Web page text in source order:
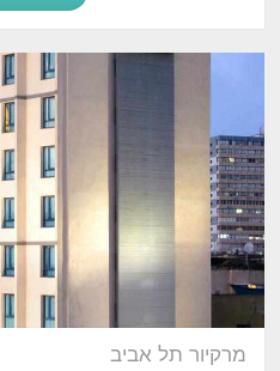
מרקיור תל אביב